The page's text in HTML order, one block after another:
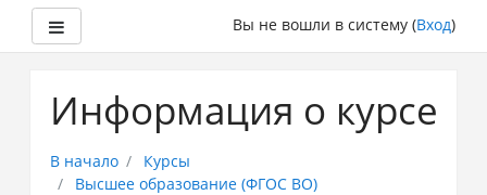
основному
Вы не вошли в систему (Вход)
Информация о курсе
В начало
Курсы
Высшее образование (ФГОС ВО)